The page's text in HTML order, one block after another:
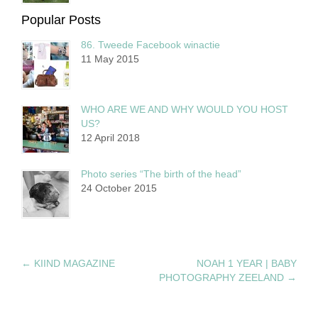
Popular Posts
86. Tweede Facebook winactie
11 May 2015
WHO ARE WE AND WHY WOULD YOU HOST
US?
12 April 2018
Photo series “The birth of the head”
24 October 2015
← KIIND MAGAZINE
NOAH 1 YEAR | BABY
PHOTOGRAPHY ZEELAND →